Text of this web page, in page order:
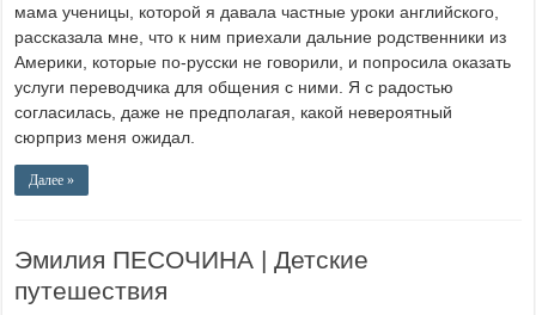
мама ученицы, которой я давала частные уроки английского,
рассказала мне, что к ним приехали дальние родственники из
Америки, которые по-русски не говорили, и попросила оказать
услуги переводчика для общения с ними. Я с радостью
согласилась, даже не предполагая, какой невероятный
сюрприз меня ожидал.
Далее »
Эмилия ПЕСОЧИНА | Детские
путешествия